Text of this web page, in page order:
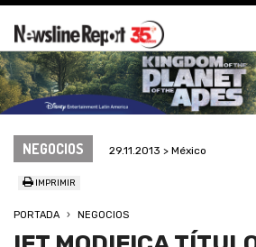
NEGOCIOS 29.11.2013 > México
IMPRIMIR
PORTADA NEGOCIOS